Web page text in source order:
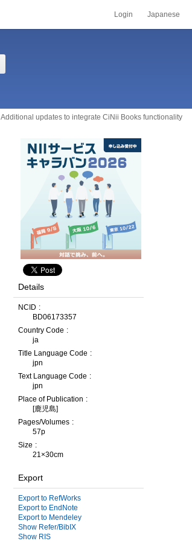
Login Japanese
Additional updates to integrate CiNii Books functionality
Details
NCID
BD06173357
Country Code
ja
Title Language Code
jpn
Text Language Code
jpn
Place of Publication
[鹿児島]
Pages/Volumes
57p
Size
21×30cm
Export
Export to RefWorks
Export to EndNote
Export to Mendeley
Show Refer/BibIX
Show RIS